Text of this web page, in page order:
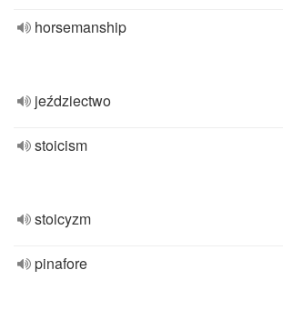
horsemanship
jeździectwo
stoicism
stoicyzm
pinafore